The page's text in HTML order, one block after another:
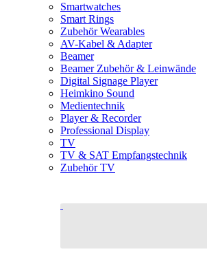
Smartwatches
Smart Rings
Zubehör Wearables
AV-Kabel & Adapter
Beamer
Beamer Zubehör & Leinwände
Digital Signage Player
Heimkino Sound
Medientechnik
Player & Recorder
Professional Display
TV
TV & SAT Empfangstechnik
Zubehör TV